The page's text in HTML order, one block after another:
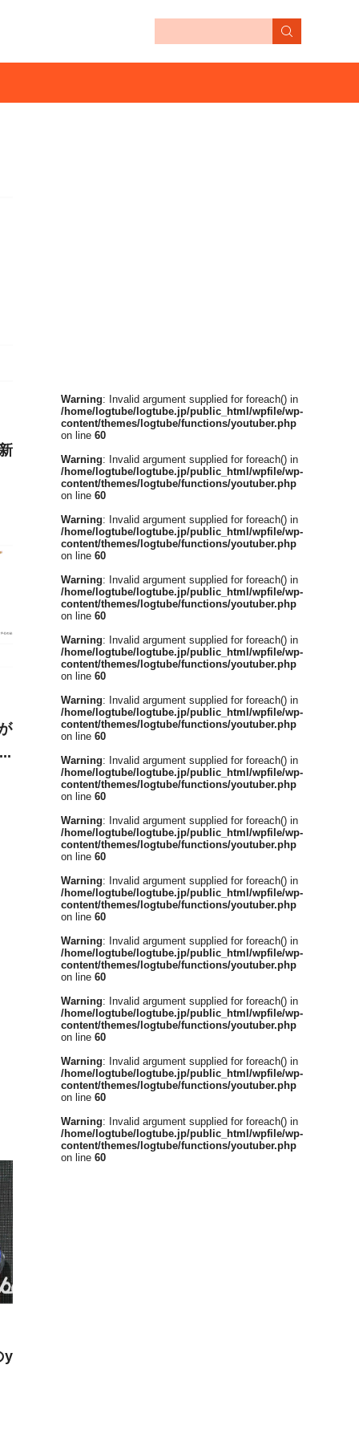
y
Warning: Invalid argument supplied for foreach() in
/home/logtube/logtube.jp/public_html/wpfile/wp-
content/themes/logtube/functions/youtuber.php
on line 60
Warning: Invalid argument supplied for foreach() in
/home/logtube/logtube.jp/public_html/wpfile/wp-
content/themes/logtube/functions/youtuber.php
on line 60
Warning: Invalid argument supplied for foreach() in
/home/logtube/logtube.jp/public_html/wpfile/wp-
content/themes/logtube/functions/youtuber.php
on line 60
Warning: Invalid argument supplied for foreach() in
/home/logtube/logtube.jp/public_html/wpfile/wp-
content/themes/logtube/functions/youtuber.php
on line 60
Warning: Invalid argument supplied for foreach() in
/home/logtube/logtube.jp/public_html/wpfile/wp-
content/themes/logtube/functions/youtuber.php
on line 60
Warning: Invalid argument supplied for foreach() in
/home/logtube/logtube.jp/public_html/wpfile/wp-
content/themes/logtube/functions/youtuber.php
on line 60
Warning: Invalid argument supplied for foreach() in
/home/logtube/logtube.jp/public_html/wpfile/wp-
content/themes/logtube/functions/youtuber.php
on line 60
Warning: Invalid argument supplied for foreach() in
/home/logtube/logtube.jp/public_html/wpfile/wp-
content/themes/logtube/functions/youtuber.php
on line 60
Warning: Invalid argument supplied for foreach() in
/home/logtube/logtube.jp/public_html/wpfile/wp-
content/themes/logtube/functions/youtuber.php
on line 60
Warning: Invalid argument supplied for foreach() in
/home/logtube/logtube.jp/public_html/wpfile/wp-
content/themes/logtube/functions/youtuber.php
on line 60
Warning: Invalid argument supplied for foreach() in
/home/logtube/logtube.jp/public_html/wpfile/wp-
content/themes/logtube/functions/youtuber.php
on line 60
Warning: Invalid argument supplied for foreach() in
/home/logtube/logtube.jp/public_html/wpfile/wp-
content/themes/logtube/functions/youtuber.php
on line 60
Warning: Invalid argument supplied for foreach() in
/home/logtube/logtube.jp/public_html/wpfile/wp-
content/themes/logtube/functions/youtuber.php
on line 60